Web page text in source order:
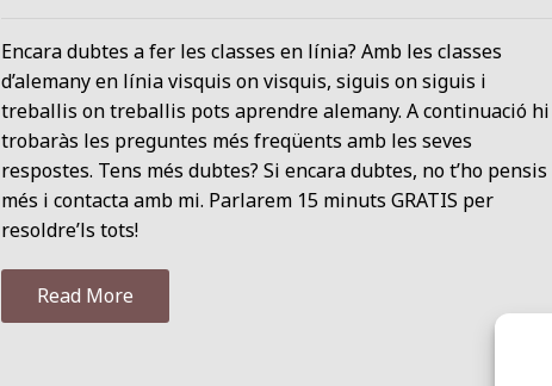
Encara dubtes a fer les classes en línia? Amb les classes
d’alemany en línia visquis on visquis, siguis on siguis i
treballis on treballis pots aprendre alemany. A continuació hi
trobaràs les preguntes més freqüents amb les seves
respostes. Tens més dubtes? Si encara dubtes, no t’ho pensis
més i contacta amb mi. Parlarem 15 minuts GRATIS per
resoldre’ls tots!
Read More